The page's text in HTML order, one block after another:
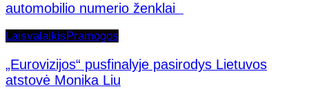
automobilio numerio ženklai
Laisvalaikis Pramogos
„Eurovizijos“ pusfinalyje pasirodys Lietuvos
atstovė Monika Liu